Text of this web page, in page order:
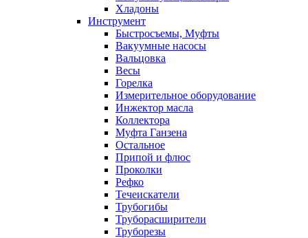
Хладоны
Инструмент
Быстросъемы, Муфты
Вакуумные насосы
Вальцовка
Весы
Горелка
Измерительное оборудование
Инжектор масла
Коллектора
Муфта Ганзена
Остальное
Припой и флюс
Проколки
Рефко
Течеискатели
Трубогибы
Труборасширители
Труборезы